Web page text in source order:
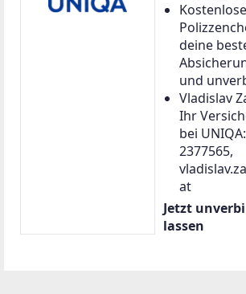
deine
und
Vladislav
Ihr
bei
2377565,
at
Jetzt
lassen